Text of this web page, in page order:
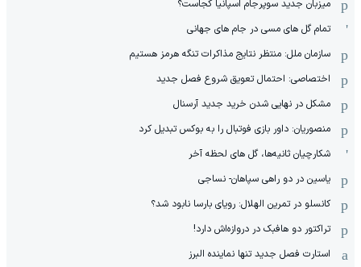
میزبان جدید سوپرجام اسپانیا کجاست؟
تمام گل های مسی در جام های جهانی
سازمان ملل: منتظر نتایج مذاکرات تنگه هرمز هستیم
اختصاصی: احتمال تعویق شروع فصل جدید
مشکل در نهایی شدن خرید جدید آرسنال
منصوریان: داور بازی فوتبال را به بوکس تبدیل کرد
شکارچیان ثانیه‌ها، گل های لحظه آخر
یاسین در دو راهی سپاهان- نساجی
کانسلو در تمرین الهلال: رویای بارسا نابود شد؟
تراکتور دو هافبک در دروازه‌اش دارد!
استارت فصل جدید تنها نماینده البرز